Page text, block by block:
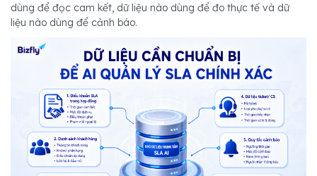
dùng để đọc cam kết, dữ liệu nào dùng để đo thực tế và dữ
liệu nào dùng để cảnh báo.